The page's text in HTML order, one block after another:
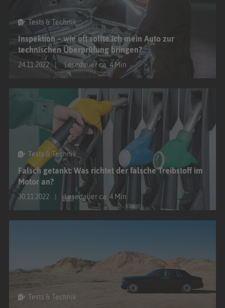
Tests & Technik
Inspektion – wie oft sollte ich mein Auto zur
technischen Überprüfung bringen?
24.11.2022 Lesedauer ca. 4 Min
Tests & Technik
Falsch getankt: Was richtet der falsche Treibstoff im
Motor an?
30.11.2022 Lesedauer ca. 4 Min
Tests & Technik